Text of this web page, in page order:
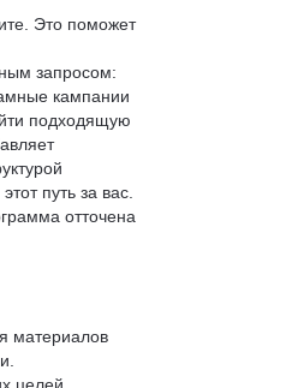
Это поможет
запросом:
кампании
подходящую
путь за вас.
отточена
материалов